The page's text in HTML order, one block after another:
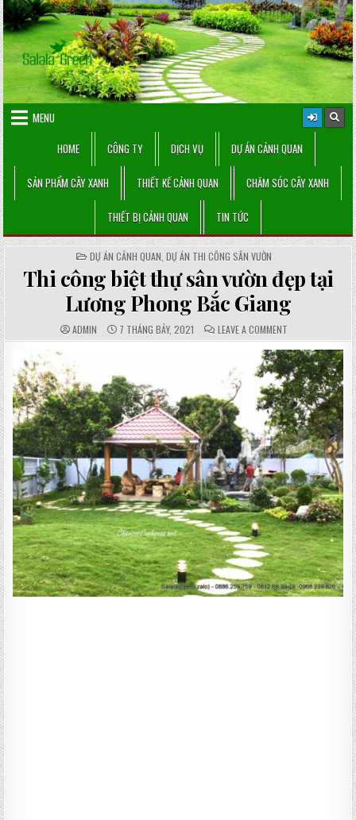
Skip
to
content
MENU
HOME
CÔNG TY DỊCH VỤ DỰ ÁN CẢNH QUAN
SẢN PHẨM CÂY XANH THIẾT KẾ CẢNH QUAN CHĂM SÓC CÂY XANH
THIẾT BỊ CẢNH QUAN TIN TỨC
POSTED
IN
DỰ ÁN CẢNH QUAN DỰ ÁN THI CÔNG SÂN VƯỜN
Thi công biệt thự sân vườn đẹp tại
Lương Phong Bắc Giang
AUTHOR:
ADMIN PUBLISHED
DATE:
7 THÁNG BẢY, 2021 COMMENTS:
LEAVE A COMMENT
THI
CÔNG
BIỆT
THỰ
SÂN
VƯỜN
ĐẸP
TẠI
LƯƠNG
PHONG
BẮC
GIANG